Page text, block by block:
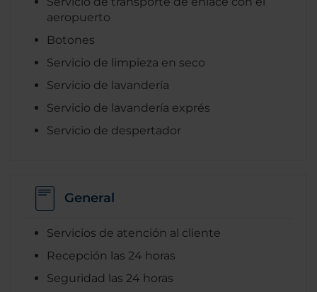
aeropuerto
Botones
Servicio de limpieza en seco
Servicio de lavandería
Servicio de lavandería exprés
Servicio de despertador
General
Servicios de atención al cliente
Recepción las 24 horas
Seguridad las 24 horas